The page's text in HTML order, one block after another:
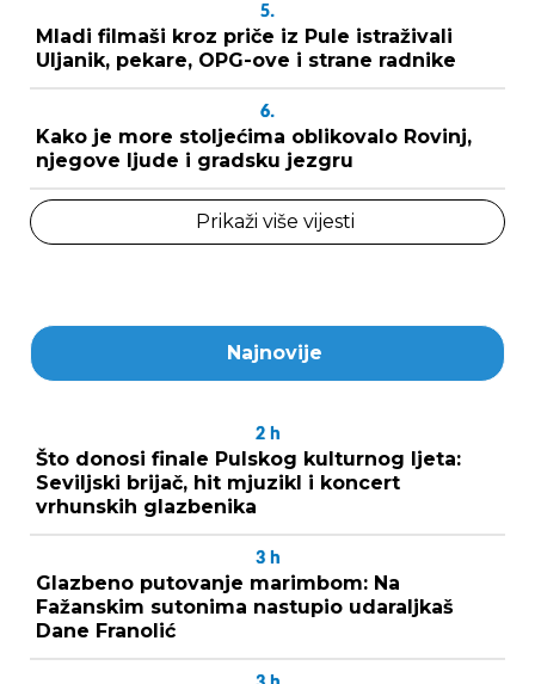
5.
Mladi filmaši kroz priče iz Pule istraživali
Uljanik, pekare, OPG-ove i strane radnike
6.
Kako je more stoljećima oblikovalo Rovinj,
njegove ljude i gradsku jezgru
Prikaži više vijesti
Najnovije
2 h
Što donosi finale Pulskog kulturnog ljeta:
Seviljski brijač, hit mjuzikl i koncert
vrhunskih glazbenika
3 h
Glazbeno putovanje marimbom: Na
Fažanskim sutonima nastupio udaraljkaš
Dane Franolić